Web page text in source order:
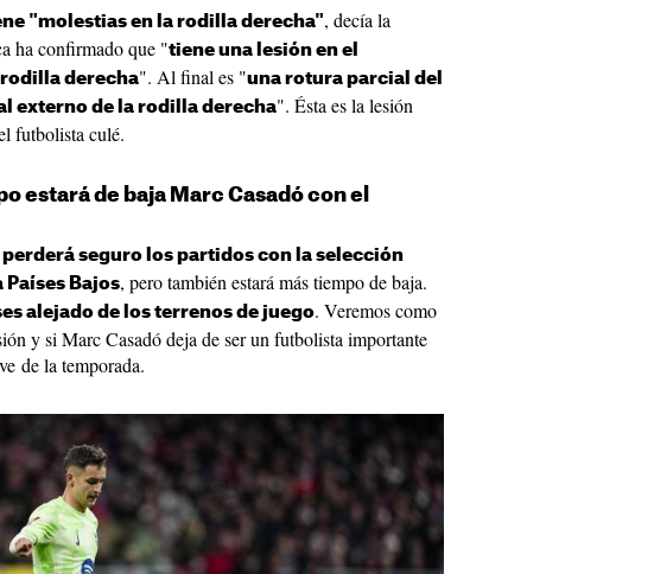
"molestias en la rodilla derecha", decía la
ha confirmado que "tiene una lesión en el
derecha". Al final es "una rotura parcial del
externo de la rodilla derecha". Ésta es la lesión
futbolista culé.
estará de baja Marc Casadó con el
perderá seguro los partidos con la selección
Bajos, pero también estará más tiempo de baja.
alejado de los terrenos de juego. Veremos como
y si Marc Casadó deja de ser un futbolista importante
de la temporada.